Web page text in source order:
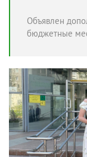
Объявлен
бюджетные